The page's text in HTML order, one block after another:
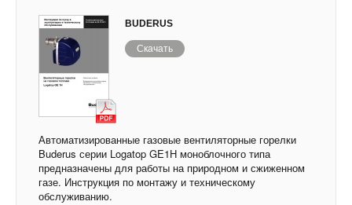
BUDERUS
Скачать
Автоматизированные газовые вентиляторные горелки
Buderus серии Logatop GE1H моноблочного типа
предназначены для работы на природном и сжиженном
газе. Инструкция по монтажу и техническому
обслуживанию.